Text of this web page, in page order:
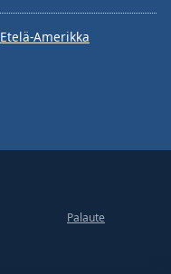
Etelä-Amerikka
Palaute